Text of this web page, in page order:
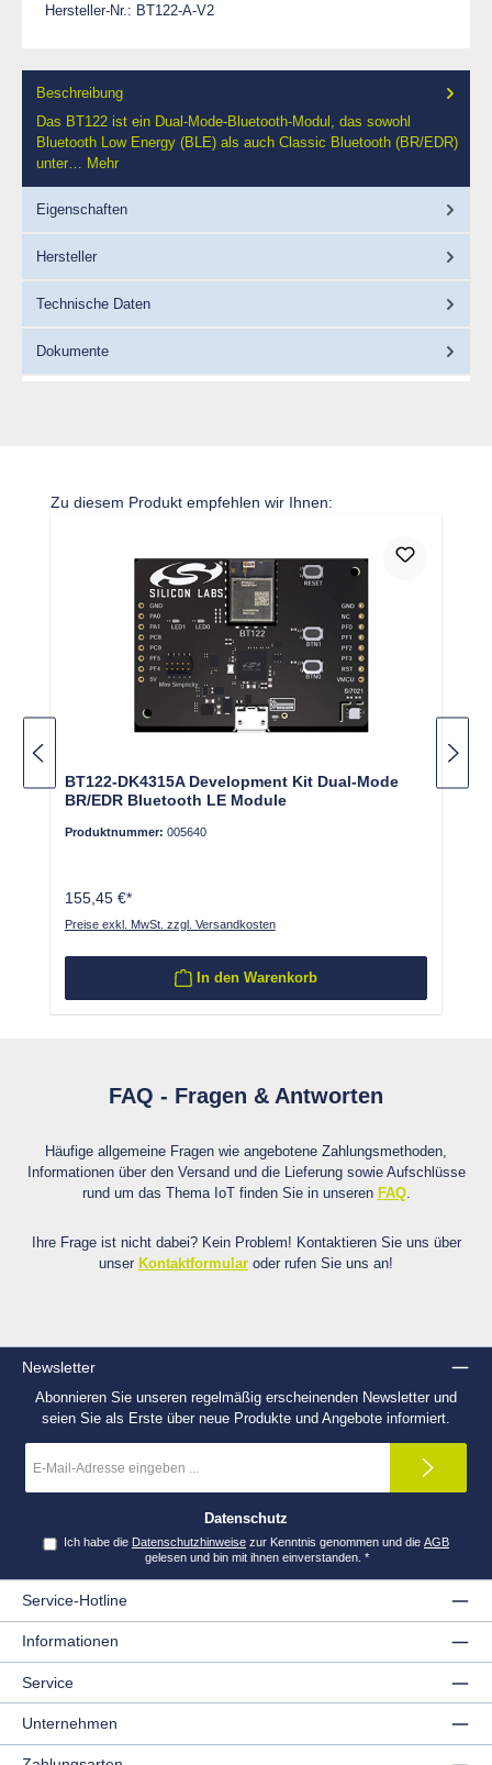
Hersteller-Nr.: BT122-A-V2
Beschreibung
Das BT122 ist ein Dual-Mode-Bluetooth-Modul, das sowohl
Bluetooth Low Energy (BLE) als auch Classic Bluetooth (BR/EDR)
unter… Mehr
Eigenschaften
Hersteller
Technische Daten
Dokumente
Produktgalerie überspringen
Zu diesem Produkt empfehlen wir Ihnen:
BT122-DK4315A Development Kit Dual-Mode
BR/EDR Bluetooth LE Module
Produktnummer: 005640
155,45 €*
Preise exkl. MwSt. zzgl. Versandkosten
In den Warenkorb
FAQ - Fragen & Antworten
Häufige allgemeine Fragen wie angebotene Zahlungsmethoden,
Informationen über den Versand und die Lieferung sowie Aufschlüsse
rund um das Thema IoT finden Sie in unseren FAQ.
Ihre Frage ist nicht dabei? Kein Problem! Kontaktieren Sie uns über
unser Kontaktformular oder rufen Sie uns an!
Newsletter
Abonnieren Sie unseren regelmäßig erscheinenden Newsletter und
seien Sie als Erste über neue Produkte und Angebote informiert.
Mail-
*
Datenschutz
Ich habe die Datenschutzhinweisezur Kenntnis genommen und die AGB
gelesen und bin mit ihnen einverstanden. *
Service-Hotline
Informationen
Service
Unternehmen